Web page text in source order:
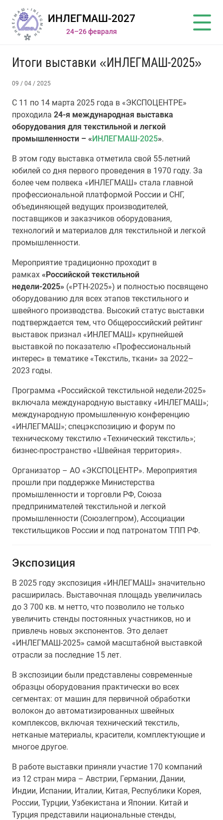
ИНЛЕГМАШ-2027
24–26 февраля
Итоги выставки «ИНЛЕГМАШ-2025»
09 / 04 / 2025
С 11 по 14 марта 2025 года в «ЭКСПОЦЕНТРЕ»
проходила 24-я международная выставка
оборудования для текстильной и легкой
промышленности – «ИНЛЕГМАШ-2025».
В этом году выставка отметила свой 55-летний
юбилей со дня первого проведения в 1970 году. За
более чем полвека «ИНЛЕГМАШ» стала главной
профессиональной платформой России и СНГ,
объединяющей ведущих производителей,
поставщиков и заказчиков оборудования,
технологий и материалов для текстильной и легкой
промышленности.
Мероприятие традиционно проходит в
рамках «Российской текстильной
недели-2025» («РТН-2025») и полностью посвящено
оборудованию для всех этапов текстильного и
швейного производства. Высокий статус выставки
подтверждается тем, что Общероссийский рейтинг
выставок признал «ИНЛЕГМАШ» крупнейшей
выставкой по показателю «Профессиональный
интерес» в тематике «Текстиль, ткани» за 2022–
2023 годы.
Программа «Российской текстильной недели-2025»
включала международную выставку «ИНЛЕГМАШ»;
международную промышленную конференцию
«ИНЛЕГМАШ»; спецэкспозицию и форум по
техническому текстилю «Технический текстиль»;
бизнес-пространство «Швейная территория».
Организатор – АО «ЭКСПОЦЕНТР». Мероприятия
прошли при поддержке Министерства
промышленности и торговли РФ, Союза
предпринимателей текстильной и легкой
промышленности (Союзлегпром), Ассоциации
текстильщиков России и под патронатом ТПП РФ.
Экспозиция
В 2025 году экспозиция «ИНЛЕГМАШ» значительно
расширилась. Выставочная площадь увеличилась
до 3 700 кв. м нетто, что позволило не только
увеличить стенды постоянных участников, но и
привлечь новых экспонентов. Это делает
«ИНЛЕГМАШ-2025» самой масштабной выставкой
отрасли за последние 15 лет.
В экспозиции были представлены современные
образцы оборудования практически во всех
сегментах: от машин для первичной обработки
волокон до автоматизированных швейных
комплексов, включая технический текстиль,
нетканые материалы, красители, комплектующие и
многое другое.
В работе выставки приняли участие 170 компаний
из 12 стран мира – Австрии, Германии, Дании,
Индии, Испании, Италии, Китая, Республики Корея,
России, Турции, Узбекистана и Японии. Китай и
Турция представили национальные стенды,